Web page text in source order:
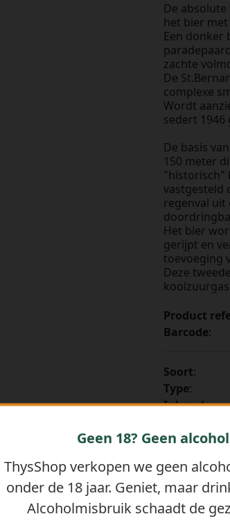
De
het bier
Een donker
zachte
De
complexe
Wordt
sedert
De basis
150 meter
"historisch"
vastgesteld
regenval uit
Het bier
gerijpt en
toevoeging
Deze
Product
Barcode:
Soort:
Type:
Inhoud:
BTW
-
Geen 18? Geen
ThysShop verkopen we geen
onder de 18 jaar. Geniet, maar
Alcoholmisbruik schaadt de